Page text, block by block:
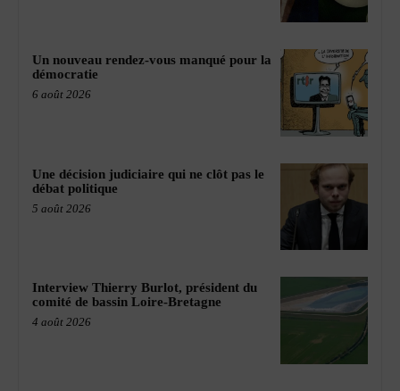
Un nouveau rendez-vous manqué pour la
démocratie
6 août 2026
Une décision judiciaire qui ne clôt pas le
débat politique
5 août 2026
Interview Thierry Burlot, président du
comité de bassin Loire-Bretagne
4 août 2026